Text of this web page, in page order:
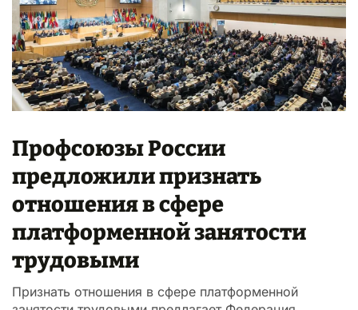
Профсоюзы России
предложили признать
отношения в сфере
платформенной занятости
трудовыми
Признать отношения в сфере платформенной